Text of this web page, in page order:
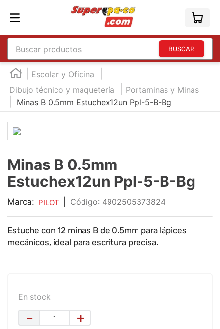
Buscar productos
Escolar y Oficina
Dibujo técnico y maquetería
Portaminas y Minas
Minas B 0.5mm Estuchex12un Ppl-5-B-Bg
Minas B 0.5mm
Estuchex12un Ppl-5-B-Bg
Marca: PILOT : 4902505373824
Estuche con 12 minas B de 0.5mm para lápices
mecánicos, ideal para escritura precisa.
En stock
＋
－
TÉRMINOS MÁS BUSCADOS
1
england
2.
marcador e300
4
6.
audifonos
7.
marcadores
8.
teclado
10. calculadora